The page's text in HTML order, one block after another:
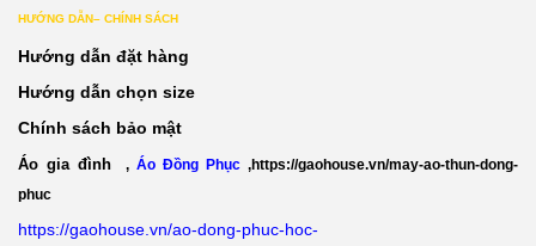
HƯỚNG DẪN– CHÍNH SÁCH
Hướng dẫn đặt hàng
Hướng dẫn chọn size
Chính sách bảo mật
Áo gia đình , Áo Đồng Phục ,https://gaohouse.vn/may-ao-thun-dong-
phuc
https://gaohouse.vn/ao-dong-phuc-hoc-